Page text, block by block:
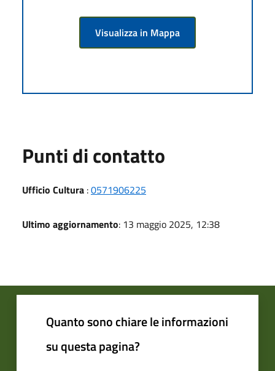
Visualizza in Mappa
Punti di contatto
Ufficio Cultura :0571906225
Ultimo aggiornamento: 13 maggio 2025, 12:38
Quanto sono chiare le informazioni
su questa pagina?